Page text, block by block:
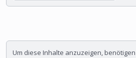
Um diese Inhalte anzuzeigen,